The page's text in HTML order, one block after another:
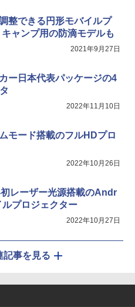
整できる円形モバイルプ
ャンプ用の防滴モデルも
2021年9月27日
ー日本代表パッケージの4
2022年11月10日
モード搭載のフルHDプロ
2022年10月26日
レーザー光源搭載のAndr
プロジェクター
2022年10月27日
記事を見る